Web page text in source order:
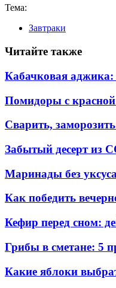
Тема:
Завтраки
Читайте также
Кабачковая аджика:
Помидоры с
Сварить,
Забытый десерт из
Маринады без
Как победить
Кефир перед сном:
Грибы в сметане: 5
Какие яблоки